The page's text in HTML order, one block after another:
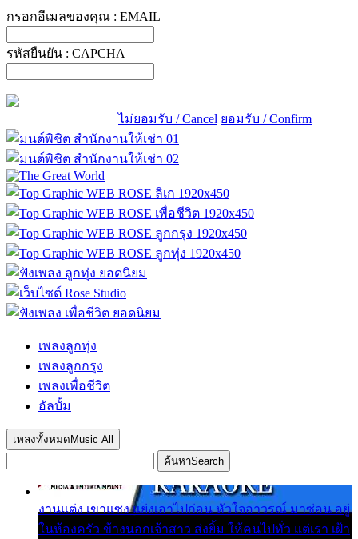
กรอกอีเมลของคุณ : EMAIL
รหัสยืนยัน : CAPCHA
ไม่ยอมรับ / Cancel ยอมรับ / Confirm
เพลงลูกทุ่ง
เพลงลูกกรุง
เพลงเพื่อชีวิต
อัลบั้ม
เพลงทั้งหมด Music All
ค้นหาSearch
งานแต่ง เขาแซง แย่งเอาไปก่อน หัวใจอาวรณ์ มาซ่อน อยู่
ในห้องครัว ข้างนอกเจ้าสาว ส่งยิ้ม ให้คนไปทั่ว แต่เรา เฝ้า